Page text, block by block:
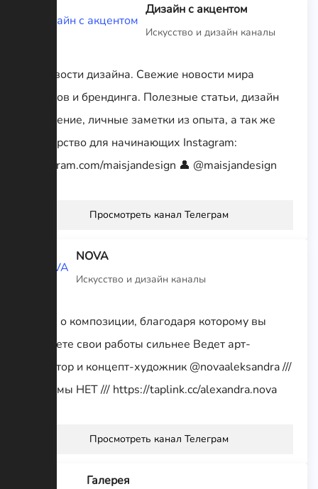
Дизайн с акцентом
Искусство и дизайн каналы
🔥 Новости дизайна. Свежие новости мира
брендов и брендинга. Полезные статьи, дизайн
мышление, личные заметки из опыта, а так же
менторство для начинающих Instagram:
instagram.com/maisjandesign 👤 @maisjandesign
Просмотреть канал Телеграм
NOVA
Искусство и дизайн каналы
Канал о композиции, благодаря которому вы
сделаете свои работы сильнее Ведет арт-
директор и концепт-художник @novaaleksandra ///
Рекламы НЕТ /// https://taplink.cc/alexandra.nova
Просмотреть канал Телеграм
Галерея